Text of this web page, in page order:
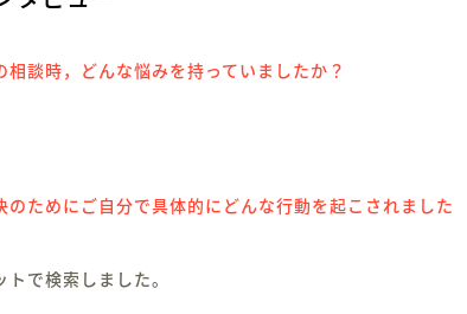
相談時，どんな悩みを持っていましたか？
のためにご自分で具体的にどんな行動を起こされました
で検索しました。